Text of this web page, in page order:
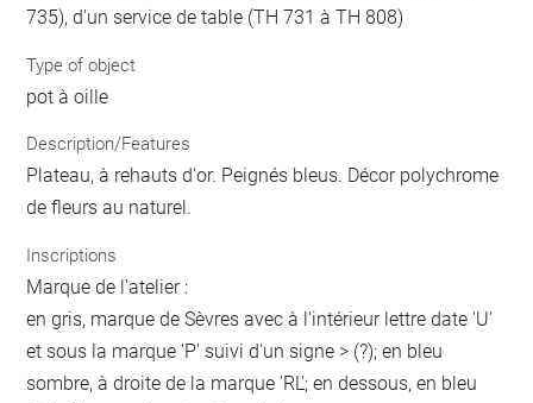
735), d'un service de table (TH 731 à TH 808)
Type of object
pot à oille
Description/Features
Plateau, à rehauts d'or. Peignés bleus. Décor polychrome
de fleurs au naturel.
Inscriptions
Marque de l'atelier :
en gris, marque de Sèvres avec à l'intérieur lettre date 'U'
et sous la marque 'P' suivi d'un signe > (?); en bleu
sombre, à droite de la marque 'RL'; en dessous, en bleu